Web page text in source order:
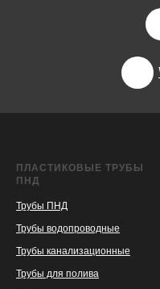
ПЛАСТИКОВЫЕ ТРУБЫ
ПНД
Трубы ПНД
Трубы водопроводные
Трубы канализационные
Трубы для полива